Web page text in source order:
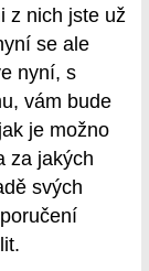
z nich jste už
se ale
nyní, s
vám bude
je možno
za jakých
svých